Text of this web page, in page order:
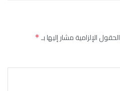
الحقول الإلزامية مشار إليها بـ*